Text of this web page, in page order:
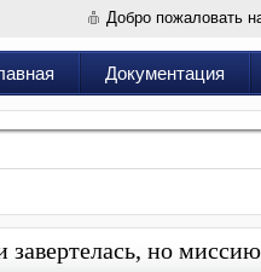
Добро пожаловать
Документация
завертелась, но